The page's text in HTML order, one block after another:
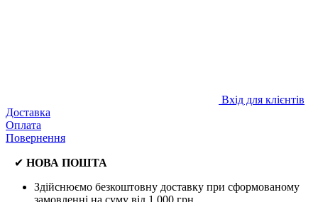
Вхід для клієнтів
Доставка
Оплата
Повернення
✔ НОВА ПОШТА
Здійснюємо безкоштовну доставку при сформованому
замовленні на суму від 1 000 грн.